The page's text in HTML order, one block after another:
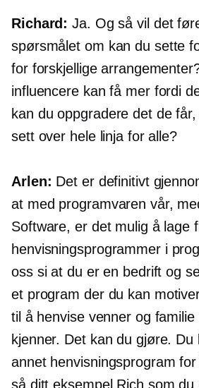
Richard: Ja. Og så vil det
spørsmålet om kan du sette
for forskjellige
influencere kan få mer fordi
kan du oppgradere det de
sett over hele linja for alle?
Arlen: Det er definitivt
at med programvaren vår,
Software, er det mulig å lage
henvisningsprogrammer i
oss si at du er en bedrift og
et program der du kan
til å henvise venner og
kjenner. Det kan du gjøre.
annet henvisningsprogram
så ditt eksempel Rich som